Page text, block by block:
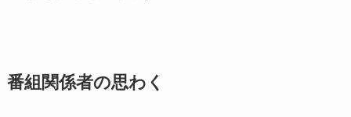
番組関係者の思わく